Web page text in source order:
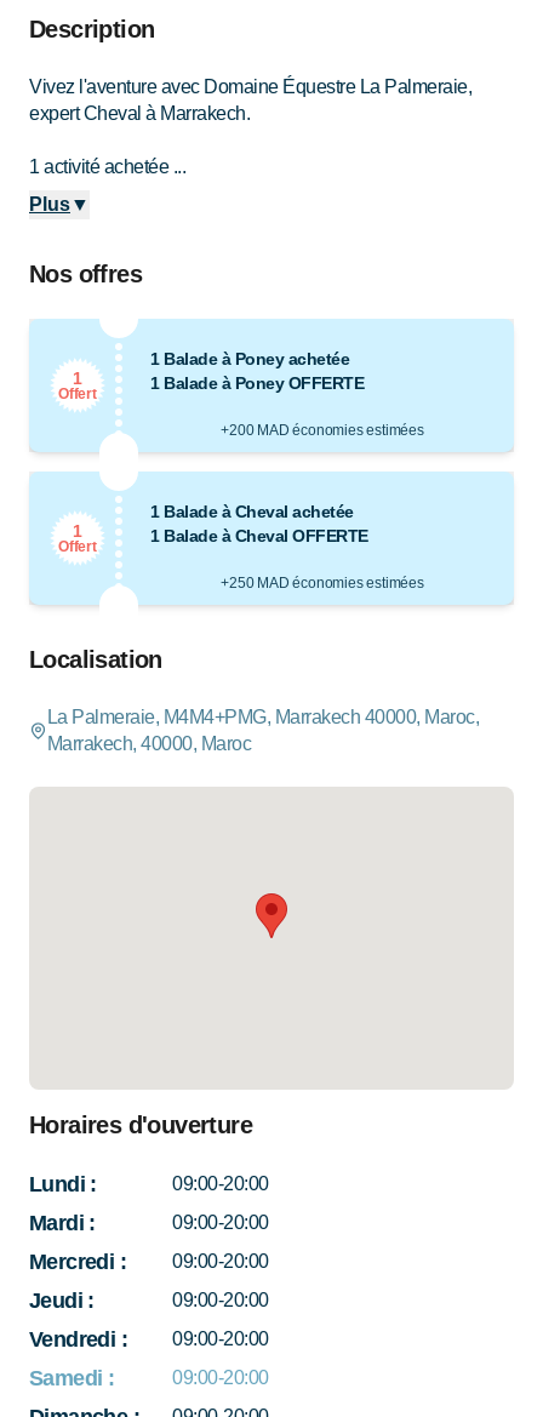
Description
Vivez l'aventure avec Domaine Équestre La Palmeraie,
expert Cheval à Marrakech.
1 activité achetée ...
Plus▼
Nos offres
1
Offert
1 Balade à Poney achetée
1 Balade à Poney OFFERTE
+200 MAD économies estimées
1
Offert
1 Balade à Cheval achetée
1 Balade à Cheval OFFERTE
+250 MAD économies estimées
Localisation
La Palmeraie, M4M4+PMG, Marrakech 40000, Maroc,
Marrakech, 40000, Maroc
Horaires d'ouverture
Lundi : 09:00-20:00
Mardi : 09:00-20:00
Mercredi : 09:00-20:00
Jeudi : 09:00-20:00
Vendredi : 09:00-20:00
Samedi : 09:00-20:00